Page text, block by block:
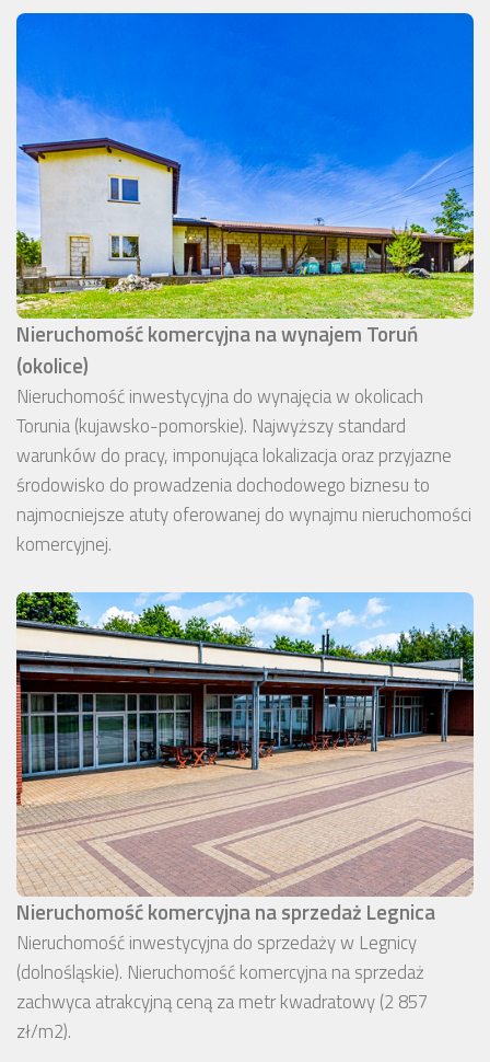
Nieruchomość komercyjna na wynajem Toruń
(okolice)
Nieruchomość inwestycyjna do wynajęcia w okolicach
Torunia (kujawsko-pomorskie). Najwyższy standard
warunków do pracy, imponująca lokalizacja oraz przyjazne
środowisko do prowadzenia dochodowego biznesu to
najmocniejsze atuty oferowanej do wynajmu nieruchomości
komercyjnej.
Nieruchomość komercyjna na sprzedaż Legnica
Nieruchomość inwestycyjna do sprzedaży w Legnicy
(dolnośląskie). Nieruchomość komercyjna na sprzedaż
zachwyca atrakcyjną ceną za metr kwadratowy (2 857
zł/m2).